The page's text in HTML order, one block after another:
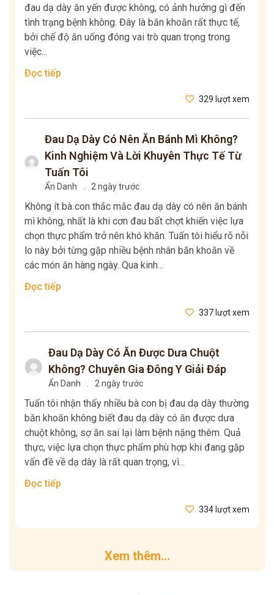
đau dạ dày ăn yến được không, có ảnh hưởng gì đến
tình trạng bệnh không. Đây là băn khoăn rất thực tế,
bởi chế độ ăn uống đóng vai trò quan trọng trong
việc...
Đọc tiếp
329 lượt xem
Đau Dạ Dày Có Nên Ăn Bánh Mì Không?
Kinh Nghiệm Và Lời Khuyên Thực Tế Từ
Tuấn Tôi
Ẩn Danh 2 ngày trước
Không ít bà con thắc mắc đau dạ dày có nên ăn bánh
mì không, nhất là khi cơn đau bất chợt khiến việc lựa
chọn thực phẩm trở nên khó khăn. Tuấn tôi hiểu rõ nỗi
lo này bởi từng gặp nhiều bệnh nhân băn khoăn về
các món ăn hàng ngày. Qua kinh...
Đọc tiếp
337 lượt xem
Đau Dạ Dày Có Ăn Được Dưa Chuột
Không? Chuyên Gia Đông Y Giải Đáp
Ẩn Danh 2 ngày trước
Tuấn tôi nhận thấy nhiều bà con bị đau dạ dày thường
băn khoăn không biết đau dạ dày có ăn được dưa
chuột không, sợ ăn sai lại làm bệnh nặng thêm. Quả
thực, việc lựa chọn thực phẩm phù hợp khi đang gặp
vấn đề về dạ dày là rất quan trọng, vì...
Đọc tiếp
334 lượt xem
Xem thêm...